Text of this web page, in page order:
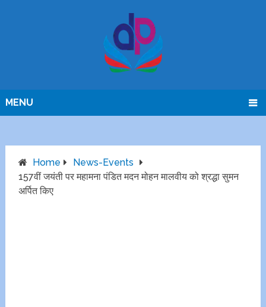
MENU
Home
News-Events
157वीं जयंती पर महामना पंडित मदन मोहन मालवीय को श्रद्धा सुमन
अर्पित किए